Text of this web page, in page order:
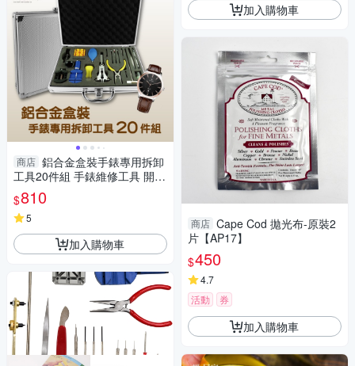
商店 鋁合金盒裝手錶專用拆卸
工具20件組 手錶維修工具 開後
蓋拆錶帶器 修錶工具-輕居家83
31
$810
5
加入購物車
加入購物車
商店 Cape Cod 拋光布-原裝2
片【AP17】
$450
4.7
活動
券
加入購物車